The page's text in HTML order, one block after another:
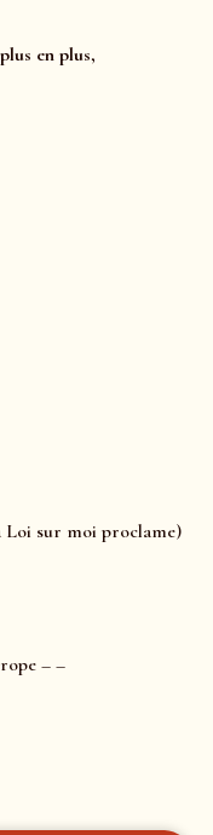
en plus,
Loi sur moi proclame)
– –